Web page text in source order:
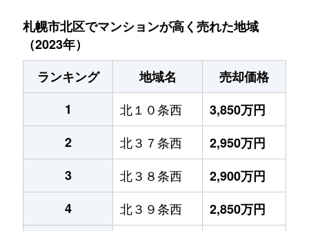
札幌市北区でマンションが高く売れた地域
（2023年）
ランキング
地域名
売却価格
1
北１０条西
3,850万円
2
北３７条西
2,950万円
3
北３８条西
2,900万円
4
北３９条西
2,850万円